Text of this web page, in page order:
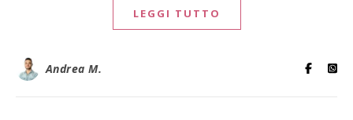
LEGGI TUTTO
Andrea M.